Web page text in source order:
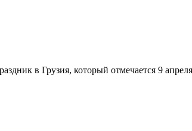
в Грузия, который отмечается 9